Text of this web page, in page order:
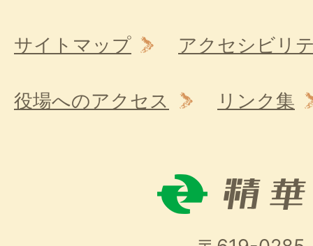
サイトマップ アクセシビリ
役場へのアクセス リンク集